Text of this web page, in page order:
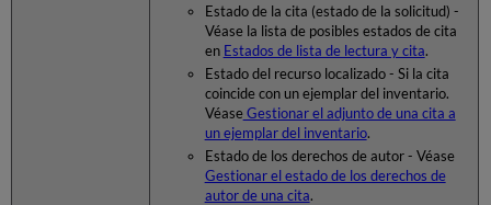
Estado de la cita (estado de la solicitud) -
Véase la lista de posibles estados de cita
en Estados de lista de lectura y cita.
Estado del recurso localizado - Si la cita
coincide con un ejemplar del inventario.
VéaseGestionar el adjunto de una cita a
un ejemplar del inventario.
Estado de los derechos de autor - Véase
Gestionar el estado de los derechos de
autor de una cita.